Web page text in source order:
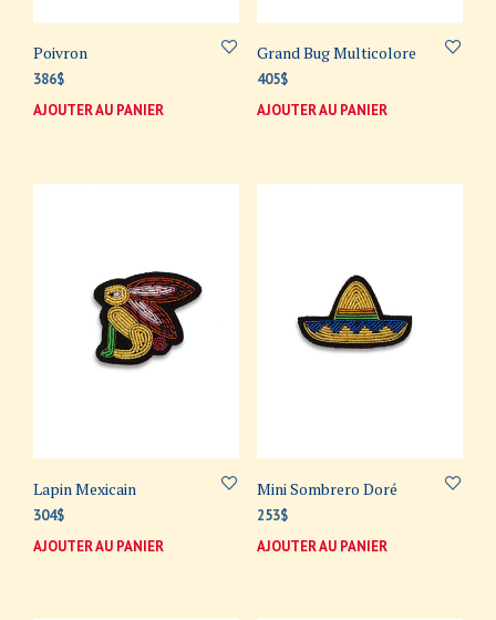
Poivron
386$
AJOUTER AU PANIER
Grand Bug Multicolore
405$
AJOUTER AU PANIER
Lapin Mexicain
304$
AJOUTER AU PANIER
Mini Sombrero Doré
253$
AJOUTER AU PANIER